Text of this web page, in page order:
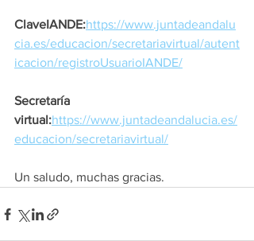
ClaveIANDE:https://www.juntadeandalu
cia.es/educacion/secretariavirtual/autent
icacion/registroUsuarioIANDE/
Secretaría
virtual:https://www.juntadeandalucia.es/
educacion/secretariavirtual/
Un saludo, muchas gracias.